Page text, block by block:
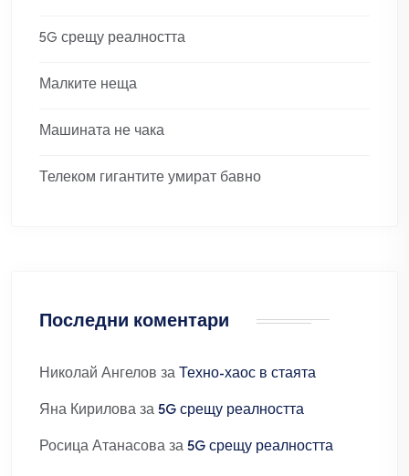
5G срещу реалността
Малките неща
Машината не чака
Телеком гигантите умират бавно
Последни коментари
Николай Ангелов за Техно-хаос в стаята
Яна Кирилова за 5G срещу реалността
Росица Атанасова за 5G срещу реалността